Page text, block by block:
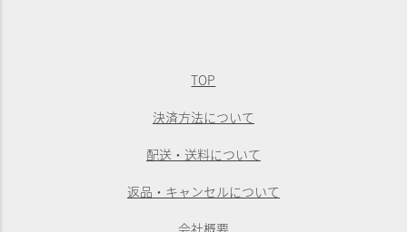
TOP
決済方法について
配送・送料について
返品・キャンセルについて
会社概要